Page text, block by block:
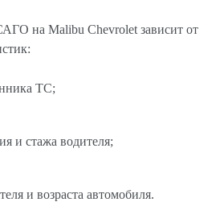
на Malibu Chevrolet зависит от
ТС;
и стажа водителя;
и возраста автомобиля.